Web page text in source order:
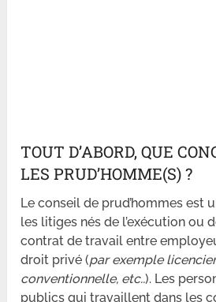
TOUT D’ABORD, QUE
LES PRUD’HOMME(S) ?
Le conseil de prud’hommes est
les litiges nés de l’exécution ou
contrat de travail entre
droit privé (par exemple
conventionnelle, etc..). Les
publics qui travaillent dans les